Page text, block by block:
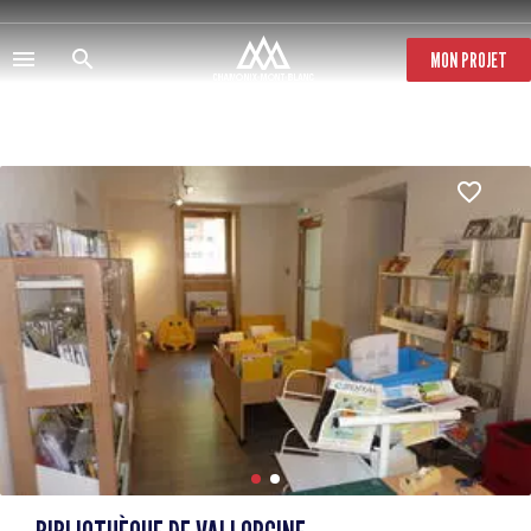
Direkt
zum
Inhalt
MON PROJET